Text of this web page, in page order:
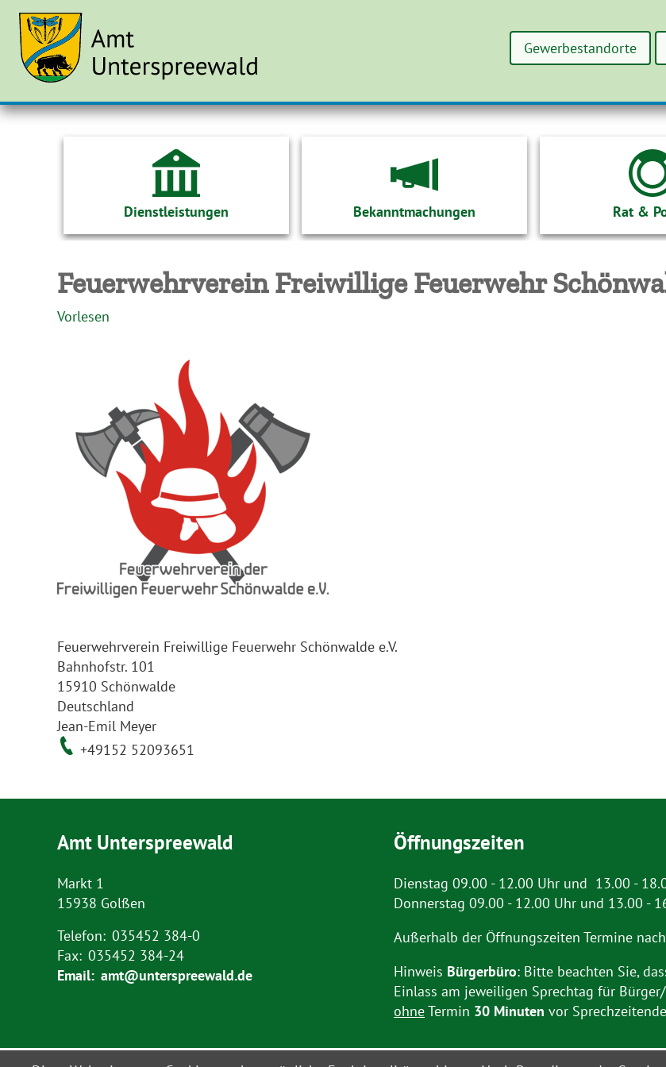
Gewerbestandorte
Dienstleistungen Bekanntmachungen Rat &
Feuerwehrverein Freiwillige Feuerwehr
Vorlesen
Feuerwehrverein Freiwillige Feuerwehr Schönwalde e.V.
Bahnhofstr. 101
15910 Schönwalde
Deutschland
Jean-Emil Meyer
+49152 52093651
Amt Unterspreewald
Markt 1
15938 Golßen
Telefon: 035452 384-0
Fax: 035452 384-24
Email: amt@unterspreewald.de
Öffnungszeiten
Dienstag 09.00 - 12.00 Uhr und 13.00 -
Donnerstag 09.00 - 12.00 Uhr und 13.00 -
Außerhalb der Öffnungszeiten Termine
Hinweis Bürgerbüro: Bitte beachten Sie,
Einlass am jeweiligen Sprechtag für
ohneTermin 30 Minuten vor